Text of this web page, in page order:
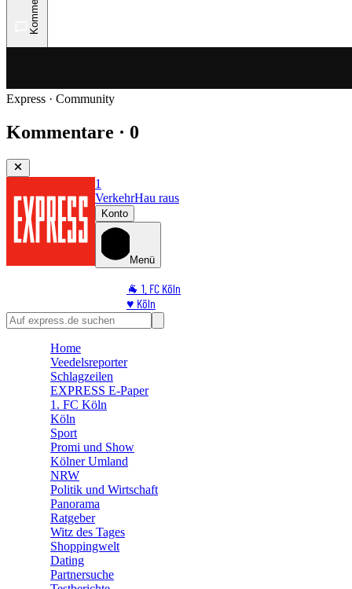
Express · Community
Kommentare · 0
1
VerkehrHau raus
Konto
Menü
🐐 1. FC Köln
♥️ Köln
⭐ Promi
🛒 Shoppingwelt
Home
Veedelsreporter
Schlagzeilen
EXPRESS E-Paper
1. FC Köln
Köln
Sport
Promi und Show
Kölner Umland
NRW
Politik und Wirtschaft
Panorama
Ratgeber
Witz des Tages
Shoppingwelt
Dating
Partnersuche